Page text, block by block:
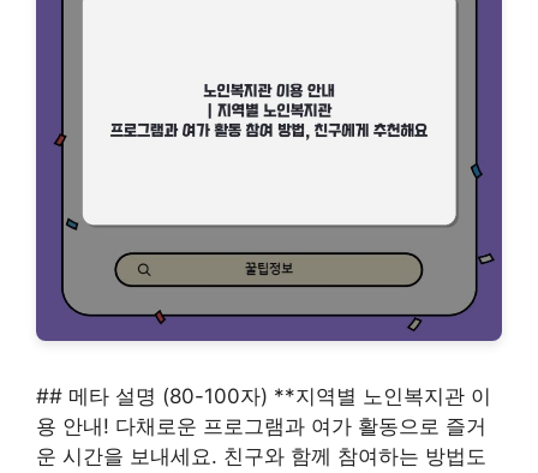
## 메타 설명 (80-100자) **지역별 노인복지관 이
용 안내! 다채로운 프로그램과 여가 활동으로 즐거
운 시간을 보내세요. 친구와 함께 참여하는 방법도